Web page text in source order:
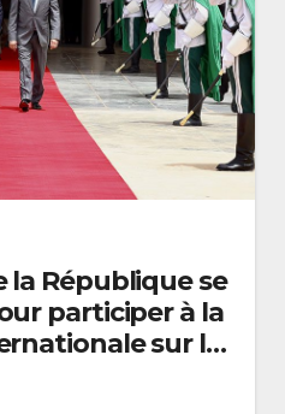
la République se
participer à la
sur le
en Afrique